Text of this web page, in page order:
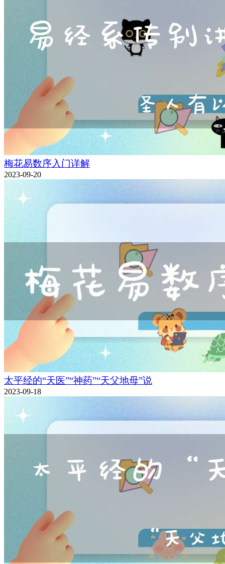
梅花易数序入门详解
2023-09-20
太平经的“天医”“神药”“天父地母”说
2023-09-18